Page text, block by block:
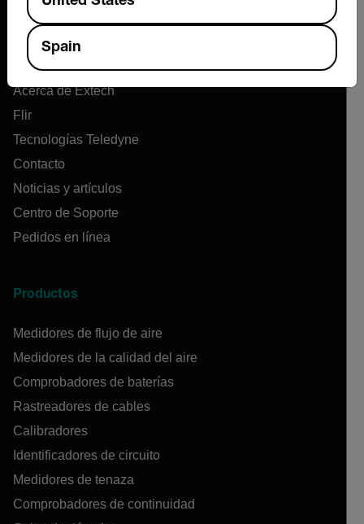
Empresa
Acerca de Extech
Flir
Tecnologías Teledyne
Contacto
Noticias y artículos
Centro de Soporte
Pedidos en línea
Productos
Medidores de flujo de aire
Medidores de la calidad del aire
Comprobadores de baterías
Rastreadores de cables
Calibradores
Identificadores de circuito
Medidores de tenaza
Comprobadores de continuidad
Spain